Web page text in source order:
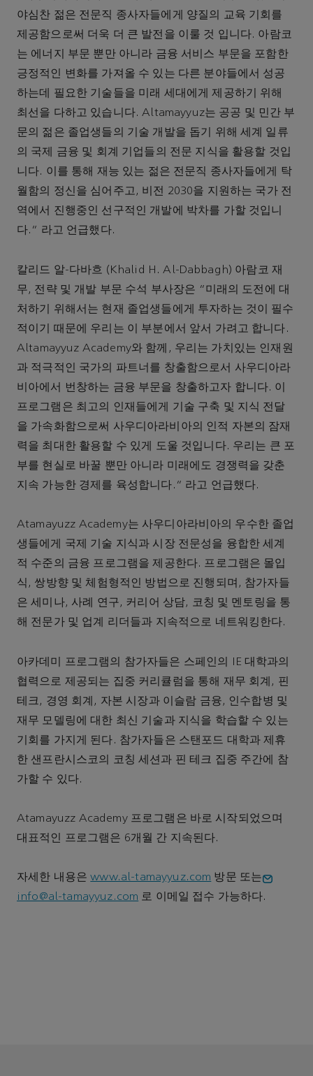
야심찬 젊은 전문직 종사자들에게 양질의 교육 기회를
제공함으로써 더욱 더 큰 발전을 이룰 것 입니다. 아람코
는 에너지 부문 뿐만 아니라 금융 서비스 부문을 포함한
긍정적인 변화를 가져올 수 있는 다른 분야들에서 성공
하는데 필요한 기술들을 미래 세대에게 제공하기 위해
최선을 다하고 있습니다. Altamayyuz는 공공 및 민간 부
문의 젊은 졸업생들의 기술 개발을 돕기 위해 세계 일류
의 국제 금융 및 회계 기업들의 전문 지식을 활용할 것입
니다. 이를 통해 재능 있는 젊은 전문직 종사자들에게 탁
월함의 정신을 심어주고, 비전 2030을 지원하는 국가 전
역에서 진행중인 선구적인 개발에 박차를 가할 것입니
다.” 라고 언급했다.
칼리드 알-다바흐 (Khalid H. Al-Dabbagh) 아람코 재
무, 전략 및 개발 부문 수석 부사장은 “미래의 도전에 대
처하기 위해서는 현재 졸업생들에게 투자하는 것이 필수
적이기 때문에 우리는 이 부분에서 앞서 가려고 합니다.
Altamayyuz Academy와 함께, 우리는 가치있는 인재원
과 적극적인 국가의 파트너를 창출함으로서 사우디아라
비아에서 번창하는 금융 부문을 창출하고자 합니다. 이
프로그램은 최고의 인재들에게 기술 구축 및 지식 전달
을 가속화함으로써 사우디아라비아의 인적 자본의 잠재
력을 최대한 활용할 수 있게 도울 것입니다. 우리는 큰 포
부를 현실로 바꿀 뿐만 아니라 미래에도 경쟁력을 갖춘
지속 가능한 경제를 육성합니다.” 라고 언급했다.
Atamayuzz Academy는 사우디아라비아의 우수한 졸업
생들에게 국제 기술 지식과 시장 전문성을 융합한 세계
적 수준의 금융 프로그램을 제공한다. 프로그램은 몰입
식, 쌍방향 및 체험형적인 방법으로 진행되며, 참가자들
은 세미나, 사례 연구, 커리어 상담, 코칭 및 멘토링을 통
해 전문가 및 업계 리더들과 지속적으로 네트워킹한다.
아카데미 프로그램의 참가자들은 스페인의 IE 대학과의
협력으로 제공되는 집중 커리큘럼을 통해 재무 회계, 핀
테크, 경영 회계, 자본 시장과 이슬람 금융, 인수합병 및
재무 모델링에 대한 최신 기술과 지식을 학습할 수 있는
기회를 가지게 된다. 참가자들은 스탠포드 대학과 제휴
한 샌프란시스코의 코칭 세션과 핀 테크 집중 주간에 참
가할 수 있다.
Atamayuzz Academy 프로그램은 바로 시작되었으며
대표적인 프로그램은 6개월 간 지속된다.
자세한 내용은www.al-tamayyuz.com 방문 또는
info@al-tamayyuz.com 로 이메일 접수 가능하다.